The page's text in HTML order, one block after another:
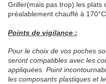
Griller(mais pas trop) les plats
préalablement chauffé à 170°C
Points de vigilance :
Pour le choix de vos poches
seront compatibles avec les
appliquées. Point
les composants plastiques et